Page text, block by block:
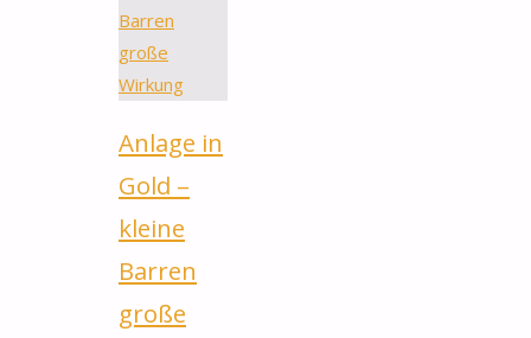
Dollar
Unze!
die
Anlage in
Gold –
kleine
Barren
große